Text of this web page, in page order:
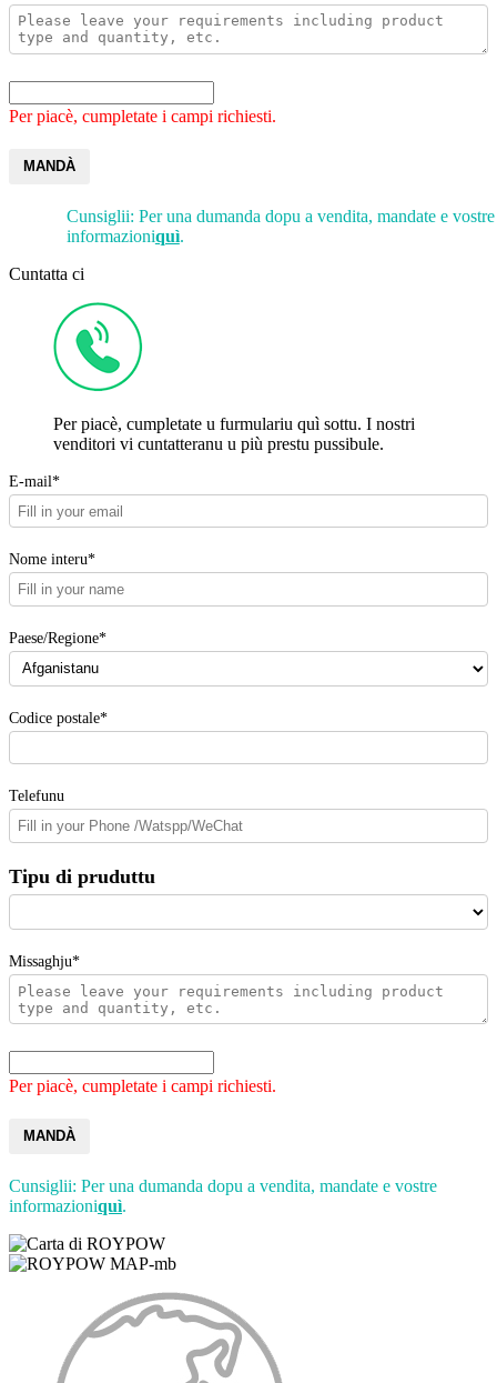
Per piacè, cumpletate i campi richiesti.
MANDÀ
Cunsiglii: Per una dumanda dopu a vendita, mandate e vostre
informazioniquì.
Cuntatta ci
Per piacè, cumpletate u furmulariu quì sottu. I nostri
venditori vi cuntatteranu u più prestu pussibule.
E-mail*
Nome interu*
Paese/Regione*
Codice postale*
Telefunu
Tipu di pruduttu
Missaghju*
Per piacè, cumpletate i campi richiesti.
MANDÀ
Cunsiglii: Per una dumanda dopu a vendita, mandate e vostre
informazioniquì.